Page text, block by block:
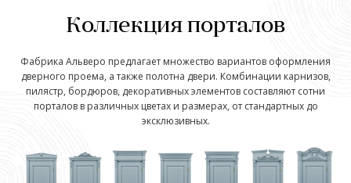
Коллекция порталов
Фабрика Альверо предлагает множество вариантов оформления
дверного проема, а также полотна двери. Комбинации карнизов,
пилястр, бордюров, декоративных элементов составляют сотни
порталов в различных цветах и размерах, от стандартных до
эксклюзивных.